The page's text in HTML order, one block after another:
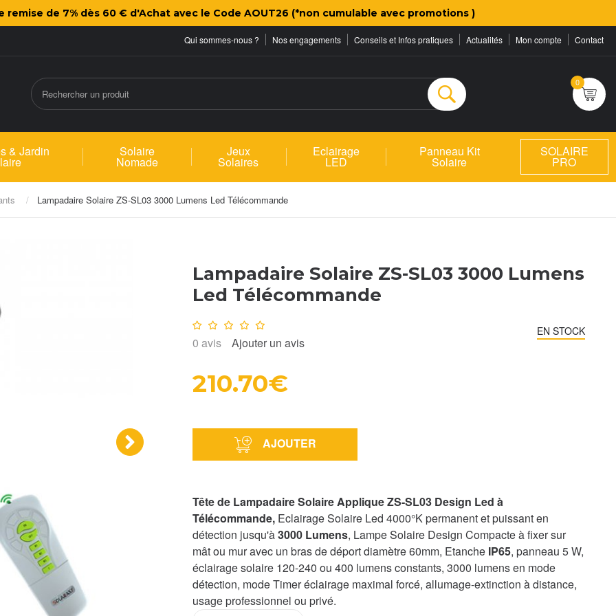
remise de 7% dès 60 € d'Achat avec le Code AOUT26 (*non cumulable avec promotions )
Qui sommes-nous ? Nos engagements Conseils et Infos pratiques Actualités Mon compte Contact
Rechercher
0
& Jardin Solaire
Nomade
Jeux
Solaires
Eclairage
LED
Panneau Kit
Solaire
SOLAIRE
PRO
Lampadaire Solaire ZS-SL03 3000 Lumens Led Télécommande
›
Lampadaire Solaire ZS-SL03 3000 Lumens
Led Télécommande
Note : 0/10
0 avis Ajouter un avis
EN STOCK
210.70€
AJOUTER
Tête de Lampadaire Solaire Applique ZS-SL03 Design Led à
Télécommande, Eclairage Solaire Led 4000°K permanent et puissant en
détection jusqu'à3000 Lumens, Lampe Solaire Design Compacte à fixer sur
mât ou mur avec un bras de déport diamètre 60mm, Etanche IP65, panneau 5 W,
éclairage solaire 120-240 ou 400 lumens constants, 3000 lumens en mode
détection, mode Timer éclairage maximal forcé, allumage-extinction à distance,
usage professionnel ou privé.